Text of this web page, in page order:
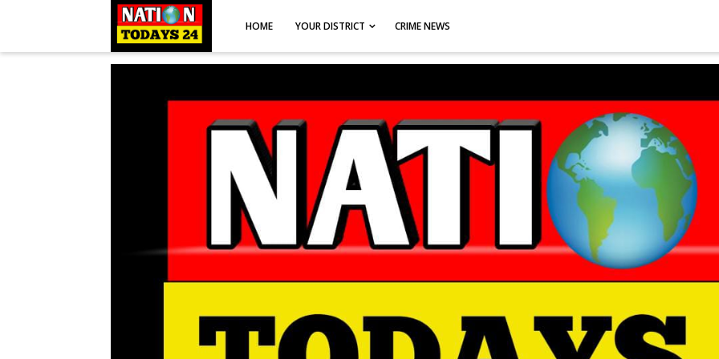
HOME YOUR DISTRICT CRIME NEWS